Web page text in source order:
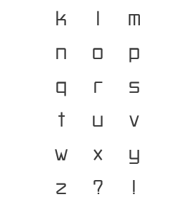
k
l
m
n
o
p
q
r
s
t
u
v
w
x
y
z
?
!